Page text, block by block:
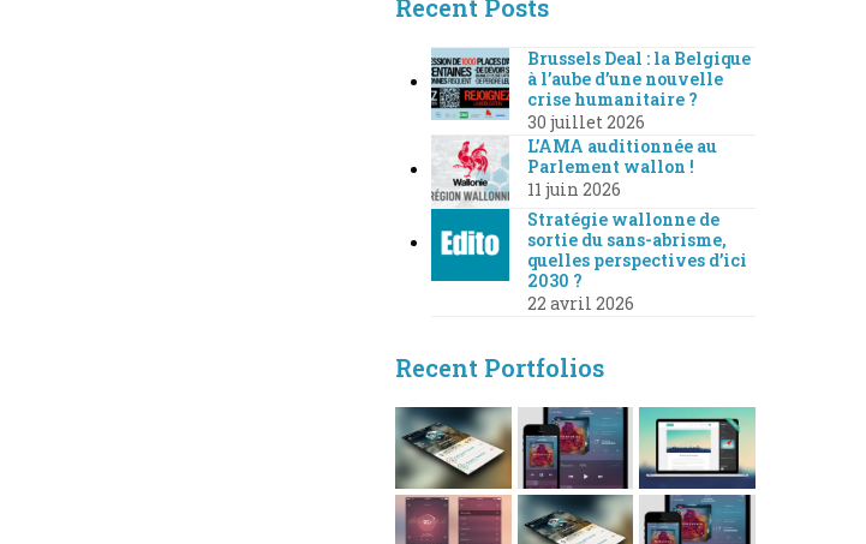
Recent Posts
Brussels Deal : la Belgique
à l’aube d’une nouvelle
crise humanitaire ?
30 juillet 2026
L’AMA auditionnée au
Parlement wallon !
11 juin 2026
Stratégie wallonne de
sortie du sans-abrisme,
quelles perspectives d’ici
2030 ?
22 avril 2026
Recent Portfolios